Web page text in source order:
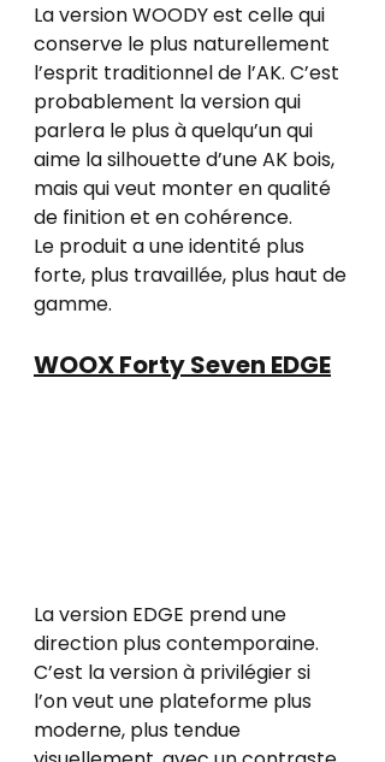
La version WOODY est celle qui
conserve le plus naturellement
l’esprit traditionnel de l’AK. C’est
probablement la version qui
parlera le plus à quelqu’un qui
aime la silhouette d’une AK bois,
mais qui veut monter en qualité
de finition et en cohérence.
Le produit a une identité plus
forte, plus travaillée, plus haut de
gamme.
WOOX Forty Seven EDGE
La version EDGE prend une
direction plus contemporaine.
C’est la version à privilégier si
l’on veut une plateforme plus
moderne, plus tendue